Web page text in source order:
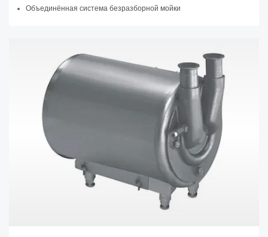
Объединённая система безразборной мойки